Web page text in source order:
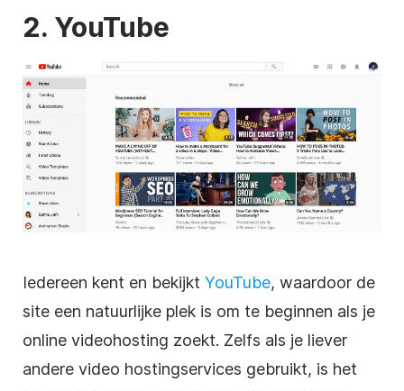
2. YouTube
Iedereen kent en bekijkt YouTube, waardoor de
site een natuurlijke plek is om te beginnen als je
online videohosting zoekt. Zelfs als je liever
andere video hostingservices gebruikt, is het